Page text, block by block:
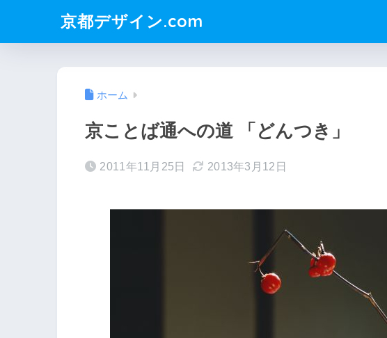
京都デザイン.com
ホーム
京ことば通への道 「どんつき」
2011年11月25日 2013年3月12日